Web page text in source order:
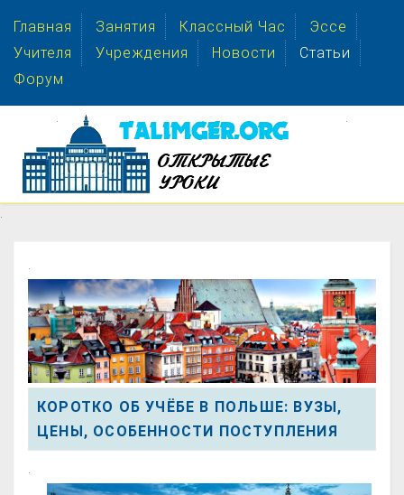
Главная Занятия Классный Час
Эссе
Учителя
Учреждения Новости
Статьи
Форум
.
.
КОРОТКО ОБ УЧЁБЕ В ПОЛЬШЕ: ВУЗЫ,
ЦЕНЫ, ОСОБЕННОСТИ ПОСТУПЛЕНИЯ
.
. .